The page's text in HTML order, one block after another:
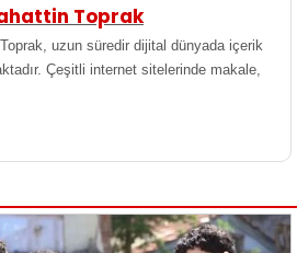
Toprak
uzun süredir dijital dünyada içerik
Çeşitli internet sitelerinde makale,